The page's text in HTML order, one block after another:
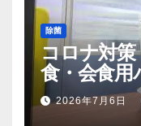
除菌
コロナ対
食・会食用
（マスク会
放送のＴＶ
2026年7月6日